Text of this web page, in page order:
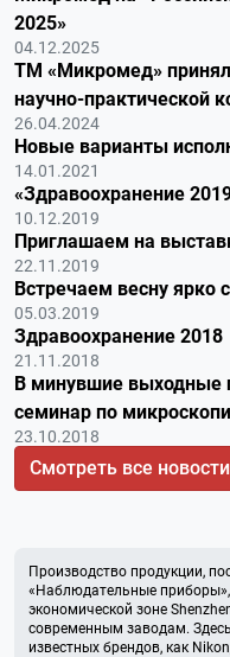
2025»
04.12.2025
ТМ «Микромед»
научно-практической
26.04.2024
Новые варианты
14.01.2021
«Здравоохранение
10.12.2019
Приглашаем на
22.11.2019
Встречаем весну ярко
05.03.2019
Здравоохранение 2018
21.11.2018
В минувшие выходные
семинар по
23.10.2018
Смотреть все новости
Производство продукции,
«Наблюдательные приборы»,
экономической зоне
современным заводам.
известных брендов, как